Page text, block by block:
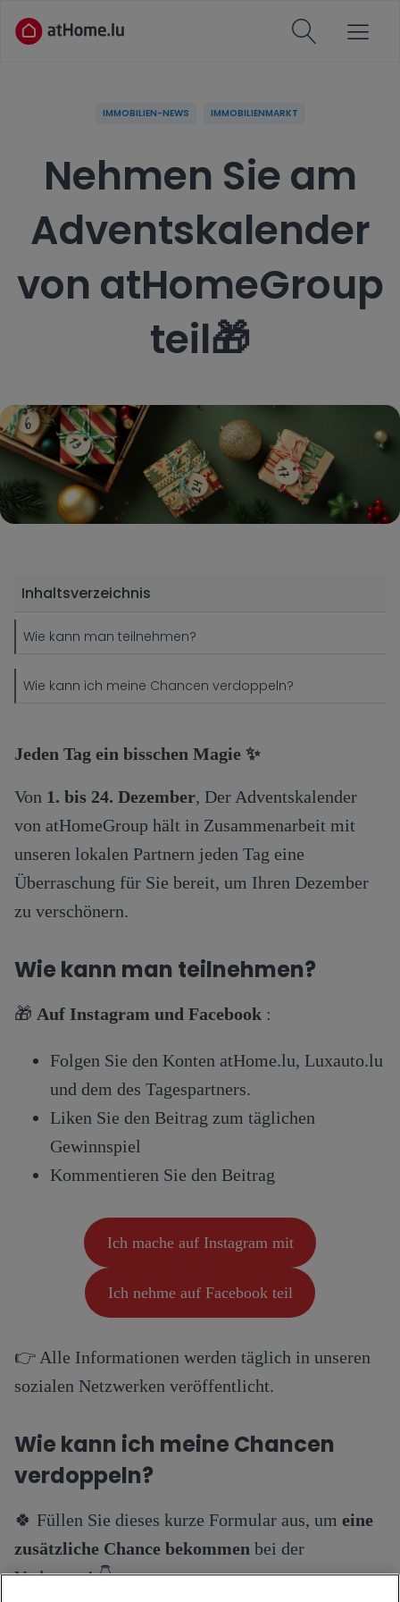
IMMOBILIEN-NEWS IMMOBILIENMARKT
Nehmen Sie am
Adventskalender
von atHomeGroup
teil🎁
Inhaltsverzeichnis
Wie kann man teilnehmen?
Wie kann ich meine Chancen verdoppeln?
Jeden Tag ein bisschen Magie ✨
Von 1. bis 24. Dezember, Der Adventskalender
von atHomeGroup hält in Zusammenarbeit mit
unseren lokalen Partnern jeden Tag eine
Überraschung für Sie bereit, um Ihren Dezember
zu verschönern.
Wie kann man teilnehmen?
🎁 Auf Instagram und Facebook :
Folgen Sie den Konten atHome.lu, Luxauto.lu
und dem des Tagespartners.
Liken Sie den Beitrag zum täglichen
Gewinnspiel
Kommentieren Sie den Beitrag
Ich mache auf Instagram mit
Ich nehme auf Facebook teil
👉 Alle Informationen werden täglich in unseren
sozialen Netzwerken veröffentlicht.
Wie kann ich meine Chancen
verdoppeln?
🍀 Füllen Sie dieses kurze Formular aus, um eine
zusätzliche Chance bekommen bei der
Verlosung! 👇